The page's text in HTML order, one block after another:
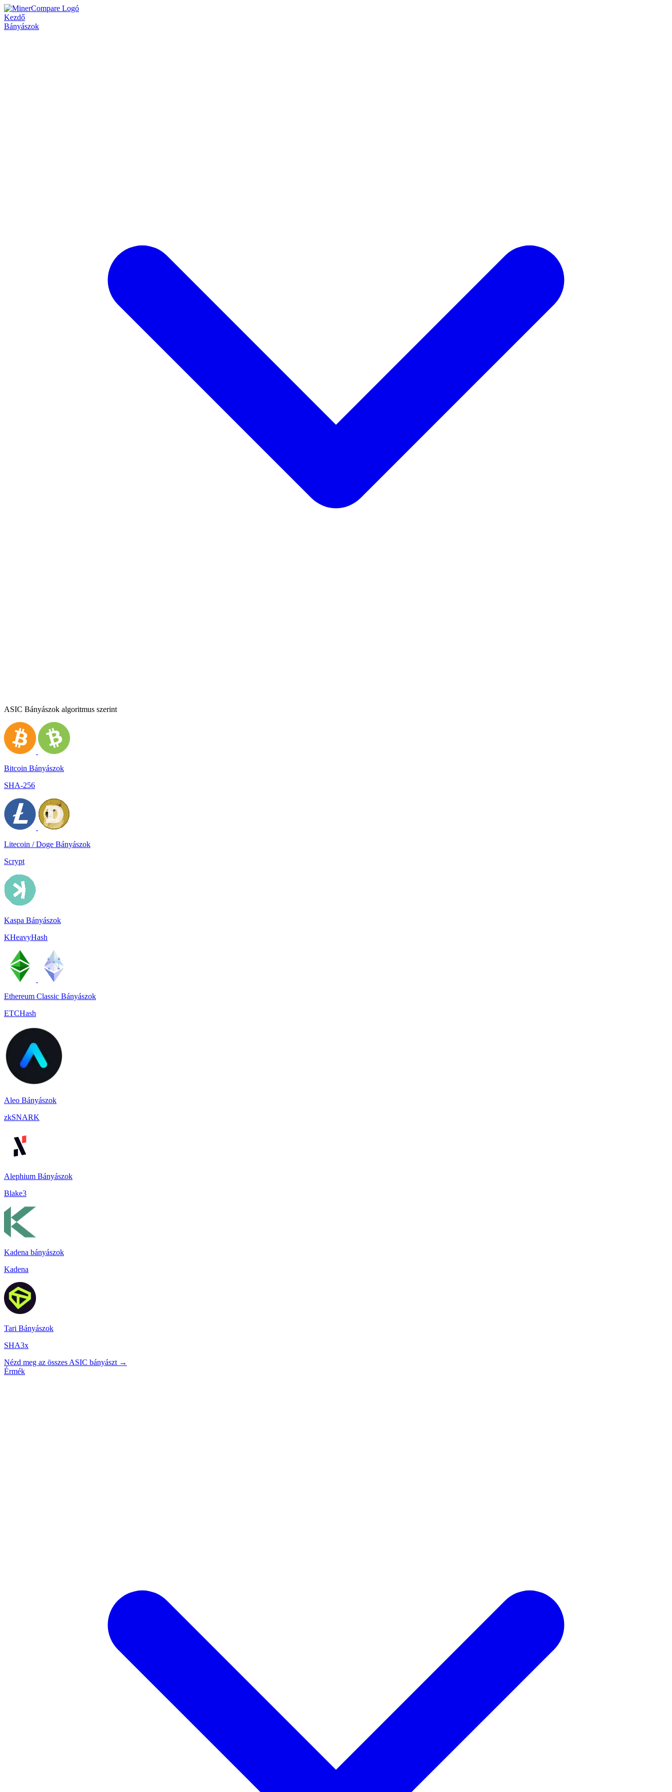
Kezdő
Bányászok
ASIC Bányászok algoritmus szerint
Bitcoin Bányászok
SHA-256
Litecoin / Doge Bányászok
Scrypt
Kaspa Bányászok
KHeavyHash
Ethereum Classic Bányászok
ETCHash
Aleo Bányászok
zkSNARK
Alephium Bányászok
Blake3
Kadena bányászok
Kadena
Tari Bányászok
SHA3x
Nézd meg az összes ASIC bányászt →
Érmék